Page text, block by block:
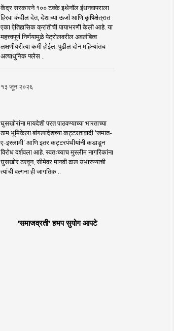
केंद्र सरकारने १०० टक्के इथेनॉल इंधनवापराला
हिरवा कंदील देत, देशाच्या ऊर्जा आणि कृषिक्षेत्रात
एका ऐतिहासिक क्रांतीची पायाभरणी केली आहे. या
महत्त्वपूर्ण निर्णयामुळे पेट्रोलवरील अवलंबित्व
लक्षणीयरीत्या कमी होईल. पुढील दोन महिन्यांतच
अत्याधुनिक फ्लेस ..
१३ जून २०२६
घुसखोरांना मायदेशी परत पाठवण्याच्या भारताच्या
ठाम भूमिकेला बांगलादेशच्या कट्टरतावादी ‘जमात-
ए-इस्लामी’ आणि इतर कट्टरपंथीयांनी कडाडून
विरोध दर्शवला आहे. स्वतःच्याच मुस्लीम नागरिकांना
घुसखोर ठरवून, सीमेवर मानवी ढाल उभारण्याची
त्यांची वल्गना ही जागतिक ..
'समाजव्रती' हभप सुयोग आपटे